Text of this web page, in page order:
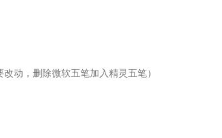
动，删除微软五笔加入精灵五笔）